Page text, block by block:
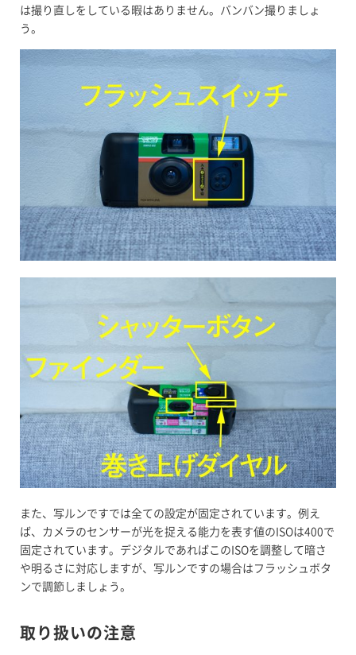
は撮り直しをしている暇はありません。バンバン撮りましょ
う。
また、写ルンですでは全ての設定が固定されています。例え
ば、カメラのセンサーが光を捉える能力を表す値のISOは400で
固定されています。デジタルであればこのISOを調整して暗さ
や明るさに対応しますが、写ルンですの場合はフラッシュボタ
ンで調節しましょう。
取り扱いの注意